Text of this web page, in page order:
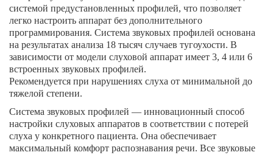
системой предустановленных профилей, что позволяет
легко настроить аппарат без дополнительного
программирования. Система звуковых профилей основана
на результатах анализа 18 тысяч случаев тугоухости. В
зависимости от модели слуховой аппарат имеет 3, 4 или 6
встроенных звуковых профилей.
Рекомендуется при нарушениях слуха от минимальной до
тяжелой степени.
Система звуковых профилей — инновационный способ
настройки слуховых аппаратов в соответствии с потерей
слуха у конкретного пациента. Она обеспечивает
максимальный комфорт распознавания речи. Все звуковые